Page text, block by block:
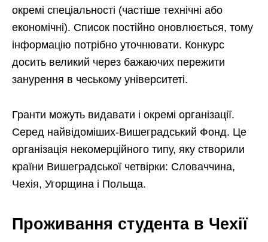
окремі спеціальності (частіше технічні або
економічні). Список постійно оновлюється, тому
інформацію потрібно уточнювати. Конкурс
досить великий через бажаючих пережити
занурення в чеському університеті.
Гранти можуть видавати і окремі організації.
Серед найвідоміших-Вишеградський Фонд. Це
організація некомерційного типу, яку створили
країни Вишеградської четвірки: Словаччина,
Чехія, Угорщина і Польща.
Проживання студента в Чехії